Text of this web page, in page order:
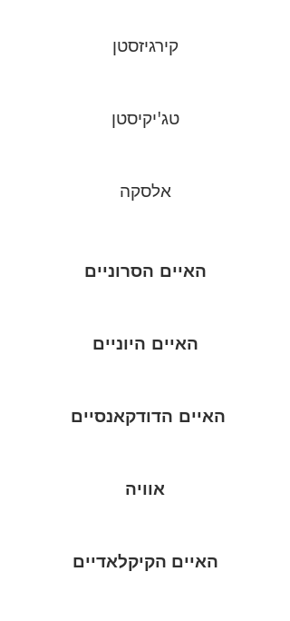
קירגיזסטן
טג'יקיסטן
אלסקה
האיים הסרוניים
האיים היוניים
האיים הדודקאנסיים
אוויה
האיים הקיקלאדיים